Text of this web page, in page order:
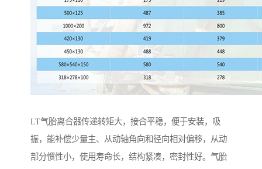
LT气胎离合器传递转矩大，接合平稳，便于安装，吸
振，能补偿少量主、从动轴角向和径向相对偏移，从动
部分惯性小，使用寿命长，结构紧凑，密封性好。气胎